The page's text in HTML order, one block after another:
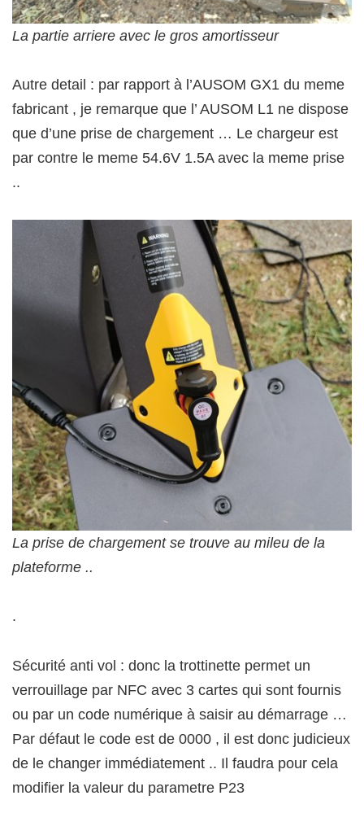
La partie arriere avec le gros amortisseur
Autre detail : par rapport à l’AUSOM GX1 du meme
fabricant , je remarque que l’ AUSOM L1 ne dispose
que d’une prise de chargement … Le chargeur est
par contre le meme 54.6V 1.5A avec la meme prise
..
La prise de chargement se trouve au mileu de la
plateforme ..
.
Sécurité anti vol : donc la trottinette permet un
verrouillage par NFC avec 3 cartes qui sont fournis
ou par un code numérique à saisir au démarrage …
Par défaut le code est de 0000 , il est donc judicieux
de le changer immédiatement .. Il faudra pour cela
modifier la valeur du parametre P23